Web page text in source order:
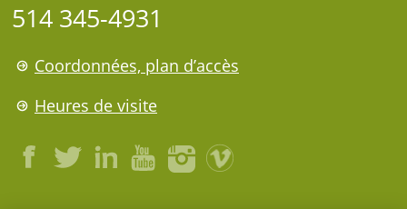
514 345-4931
Coordonnées, plan d’accès
Heures de visite